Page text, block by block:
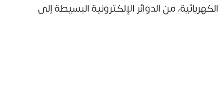
من الدوائر الإلكترونية البسيطة إلى